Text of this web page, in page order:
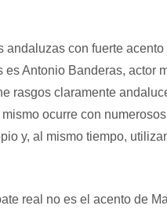
con fuerte
Antonio Banderas, actor
rasgos claramente
ocurre con
y, al mismo tiempo,
real no es el acento de